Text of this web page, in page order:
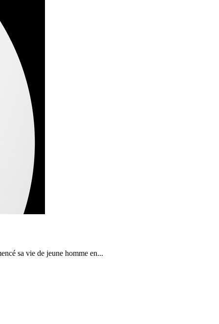
sa vie de jeune homme en...